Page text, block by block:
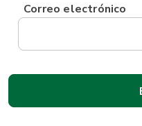
Correo electrónico